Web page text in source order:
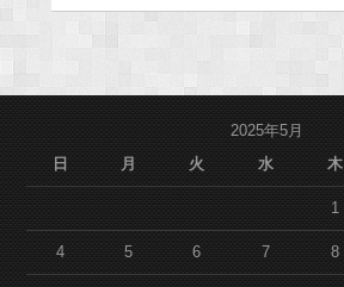
2025年5月
日
月 火 水 木
1
4 5 6 7 8